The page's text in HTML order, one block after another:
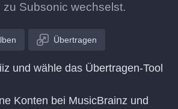
Subsonic wechselst.
Übertragen
und wähle das Übertragen-Tool
Konten bei MusicBrainz und